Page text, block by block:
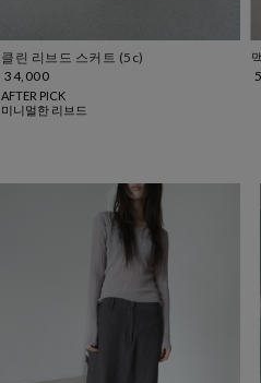
클린 리브드 스커트 (5c)
34,000
AFTER PICK
미니멀한 리브드